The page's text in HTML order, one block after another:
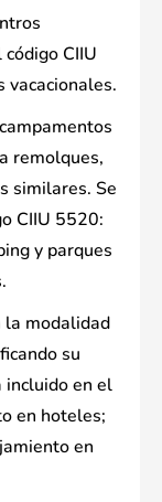
CIIU
remolques,
similares. Se
CIIU 5520:
y parques
la modalidad
su
incluido en el
en hoteles;
en